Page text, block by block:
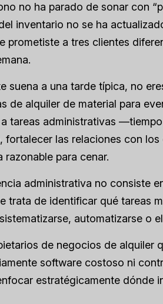
no ha parado de sonar con
inventario no se ha
prometiste a tres clientes
suena a una tarde típica, no
de alquiler de material para
tareas administrativas
fortalecer las relaciones con
razonable para cenar.
administrativa no consiste
trata de identificar qué tareas
automatizarse o
de negocios de alquiler
software costoso ni
estratégicamente dónde